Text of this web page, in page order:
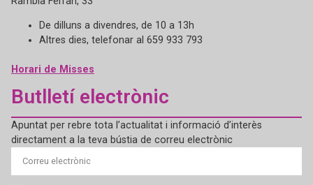
De dilluns a divendres, de 10 a 13h
Altres dies, telefonar al 659 933 793
Horari de Misses
Butlletí electrònic
Apuntat per rebre tota l’actualitat i informació d’interès
directament a la teva bústia de correu electrònic